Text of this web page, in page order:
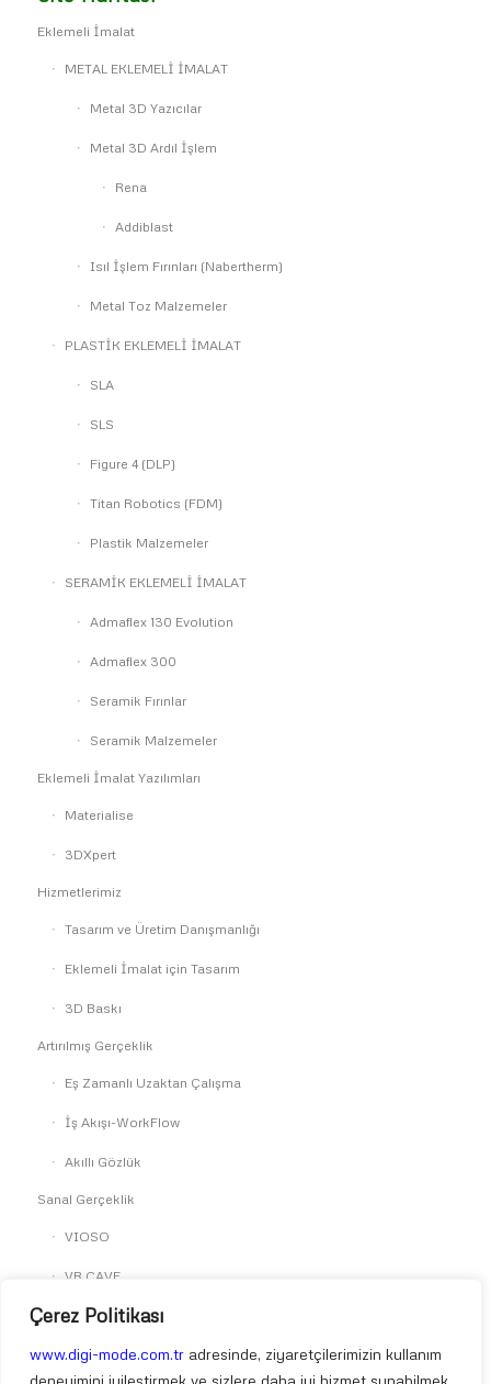
Çerez Politikası
www.digi-mode.com.tr adresinde, ziyaretçilerimizin kullanım
deneyimini iyileştirmek ve sizlere daha iyi hizmet sunabilmek
Eklemeli İmalat
METAL EKLEMELİ İMALAT
Metal 3D Yazıcılar
Metal 3D Ardıl İşlem
Rena
Addiblast
Isıl İşlem Fırınları (Nabertherm)
Metal Toz Malzemeler
PLASTİK EKLEMELİ İMALAT
SLA
SLS
Figure 4 (DLP)
Titan Robotics (FDM)
Plastik Malzemeler
SERAMİK EKLEMELİ İMALAT
Admaflex 130 Evolution
Admaflex 300
Seramik Fırınlar
Seramik Malzemeler
Eklemeli İmalat Yazılımları
Materialise
3DXpert
Hizmetlerimiz
Tasarım ve Üretim Danışmanlığı
Eklemeli İmalat için Tasarım
3D Baskı
Artırılmış Gerçeklik
Eş Zamanlı Uzaktan Çalışma
İş Akışı-WorkFlow
Akıllı Gözlük
Sanal Gerçeklik
VIOSO
VR CAVE
SkyReal
Simülasyon